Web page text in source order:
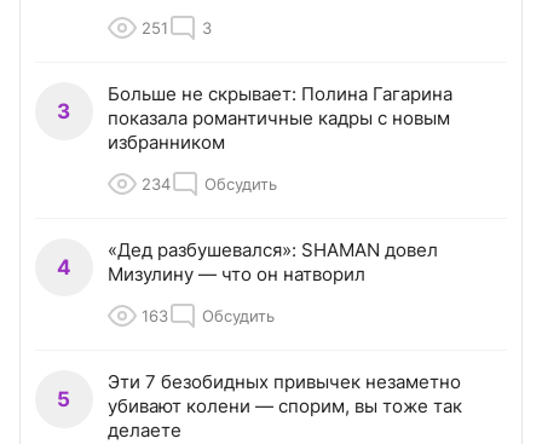
251 3
3
Больше не скрывает: Полина Гагарина
показала романтичные кадры с новым
избранником
234 Обсудить
4
«Дед разбушевался»: SHAMAN довел
Мизулину — что он натворил
163 Обсудить
5
Эти 7 безобидных привычек незаметно
убивают колени — спорим, вы тоже так
делаете